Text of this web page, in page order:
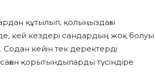
құтылып, қолыңыздағы
кей кездері сандардың жоқ болуы
кейін тек деректерді
қорытындыларды түсіндіре